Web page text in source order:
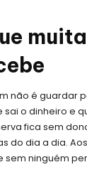
não é guardar
o dinheiro e
fica sem
do dia a dia.
sem ninguém